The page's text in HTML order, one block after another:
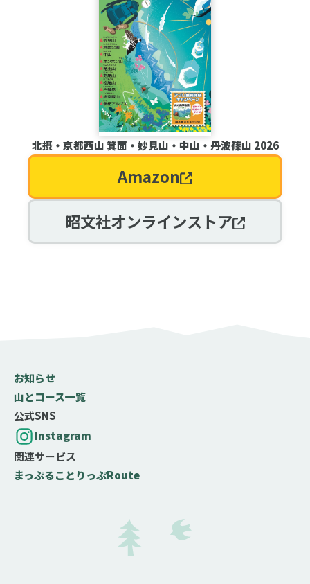
岩場やクサリ場などがなく、問題なく歩ける
北摂・京都西山 箕面・妙見山・中山・丹波篠山 2026
Amazon
昭文社オンラインストア
お知らせ
山とコース一覧
公式SNS
Instagram
関連サービス
まっぷることりっぷRoute